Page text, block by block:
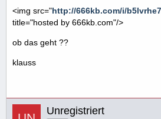
<img src="http://666kb.com/i/
title="hosted by 666kb.com"/>
ob das geht ??
klauss
Unregistriert